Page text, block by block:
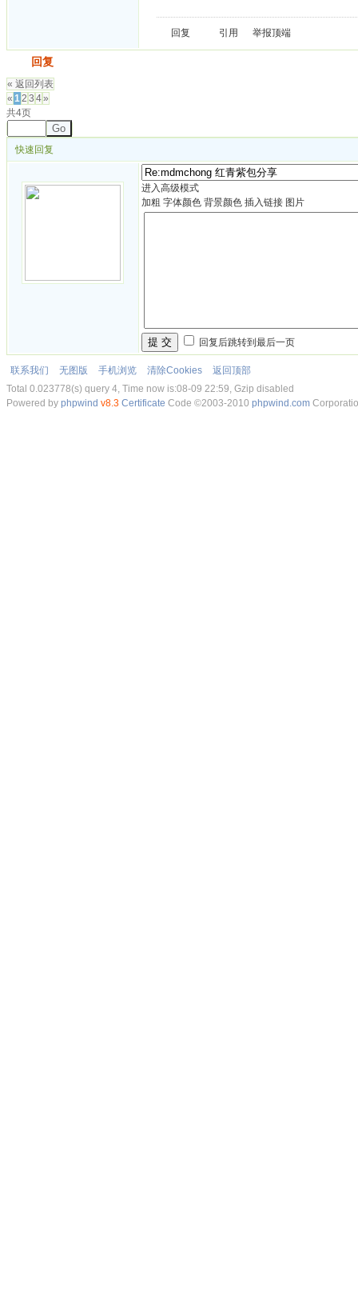
回复 引用 举报顶端
回复
« 返回列表
« 12 3 4»
共4页
Go
快速回复
进入高级模式
加粗 字体颜色 背景颜色 插入链接 图片
提 交 回复后跳转到最后一页
联系我们 无图版 手机浏览 清除Cookies
返回顶部
Total 0.023778(s) query 4, Time now is:08-09 22:59, Gzip disabled
Powered by phpwind v8.3 Certificate Code ©2003-2010 phpwind.com